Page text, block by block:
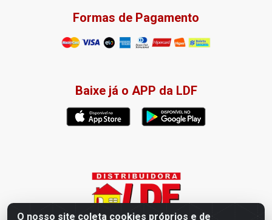
O nosso site coleta cookies próprios e de
Formas de Pagamento
Baixe já o APP da LDF